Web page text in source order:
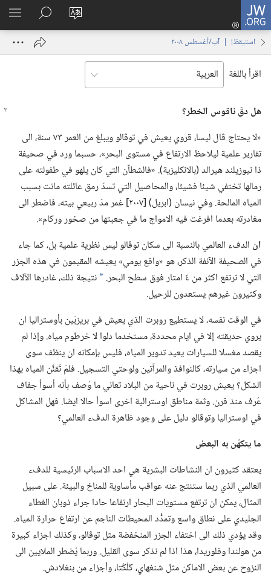
JW.ORG
تغيير
الموقع
تسجيل
الدخول
نافذة
البحث
في
JW.‎ORG
استيقظ‏!‏ | ‏‎آب/أغسطس‏ ‏‎٢٠٠٨‏
اقرأ باللغة
هل دقّ ناقوس الخطر؟‏
‏«لا يحتاج ڤال ليسا،‏ قروي يعيش في توڤالو ويبلغ من العمر ٧٣ سنة،‏ الى
تقارير علمية ليلاحظ الارتفاع في مستوى البحر»،‏ حسبما ورد في صحيفة
ذا نيوزيلند هيرالد (‏بالانكليزية)‏.‏ «فالشطآن التي كان يلهو في طفولته على
رمالها تختفي شيئا فشيئا،‏ والمحاصيل التي تسدّ رمق عائلته ماتت بسبب
المياه المالحة.‏ وفي نيسان (‏ابريل)‏ [٢٠٠٧] غمر مدّ ربيعي بيته،‏ فاضطر الى
مغادرته بعدما افرغت فيه الامواج ما في جعبتها من صخور وركام».‏
ان الدفء العالمي بالنسبة الى سكان توڤالو ليس نظرية علمية بل،‏ كما جاء
في الصحيفة الآنفة الذكر،‏ هو «واقع يومي» يعيشه المقيمون في هذه الجزر
التي لا ترتفع اكثر من ٤ امتار فوق سطح البحر.‏
* نتيجة ذلك،‏ غادرها الآلاف
وكثيرون غيرهم يستعدون للرحيل.‏
في الوقت نفسه،‏ لا يستطيع روبرت الذي يعيش في بريزبَين بأوستراليا ان
يروي حديقته إلا في ايام محددة،‏ مستخدما دلوا لا خرطوم مياه.‏ وإذا لم
يقصد مغسلا للسيارات يعيد تدوير المياه،‏ فليس بإمكانه ان ينظف سوى
اجزاء من سيارته،‏ كالنوافذ والمرآتين ولوحتي التسجيل.‏ فلمَ تُقنَّن المياه بهذا
الشكل؟‏ يعيش روبرت في ناحية من البلاد تعاني ما وُصف بأنه أسوأ جفاف
عُرف منذ قرن.‏ وثمة مناطق اوسترالية اخرى اسوأ حالا ايضا.‏ فهل المشاكل
في اوستراليا وتوڤالو دليل على وجود ظاهرة الدفء العالمي؟‏
ما يتكهّن به البعض
يعتقد كثيرون ان النشاطات البشرية هي احد الاسباب الرئيسية للدفء
العالمي الذي ربما ستنتج عنه عواقب مأساوية للمناخ والبيئة.‏ على سبيل
المثال،‏ يمكن ان ترتفع مستويات البحار ارتفاعا حادا جراء ذوبان الغطاء
الجليدي على نطاق واسع وتمدُّد المحيطات الناجم عن ارتفاع حرارة المياه.‏
وقد يؤدي ذلك الى اختفاء الجزر المنخفضة مثل توڤالو،‏ وكذلك اجزاء كبيرة
من هولندا وفلوريدا،‏ هذا اذا لم نذكر سوى القليل.‏ وربما يُضطر الملايين الى
النزوح عن بعض الاماكن مثل شنغهاي،‏ كَلْكُتا،‏ وأجزاء من بنغلادش.‏